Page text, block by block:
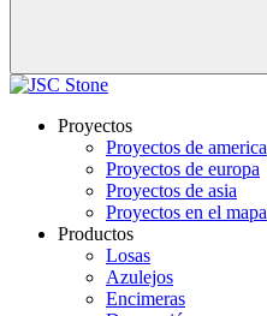
Proyectos
Proyectos de america
Proyectos de europa
Proyectos de asia
Proyectos en el mapa
Productos
Losas
Azulejos
Encimeras